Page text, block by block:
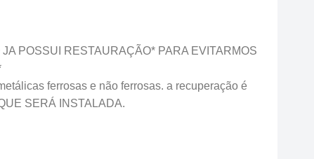
POSSUI RESTAURAÇÃO* PARA EVITARMOS
ferrosas e não ferrosas. a recuperação é
SERÁ INSTALADA.